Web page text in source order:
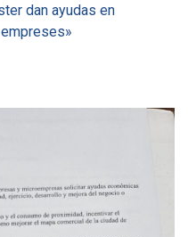
dan ayudas en